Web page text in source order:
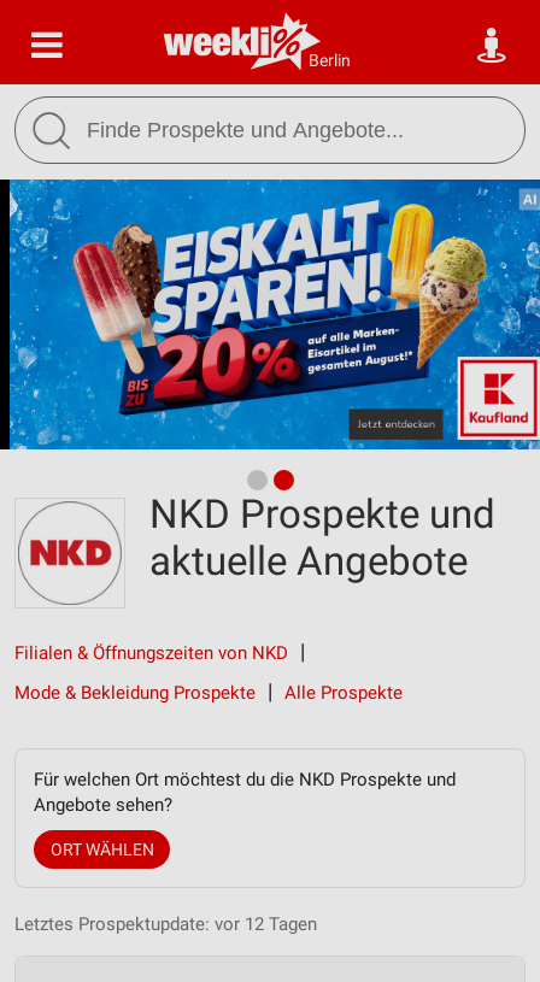
Berlin
NKD Prospekte und
aktuelle Angebote
Filialen & Öffnungszeiten von NKD
Mode & Bekleidung Prospekte
Alle Prospekte
Für welchen Ort möchtest du die NKD Prospekte und
Angebote sehen?
ORT WÄHLEN
Letztes Prospektupdate: vor 12 Tagen